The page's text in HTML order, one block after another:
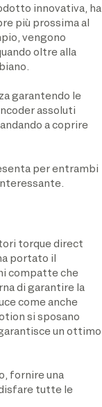
innovativa, ha
più prossima al
vengono
oltre alla
garantendo le
assoluti
a coprire
per entrambi
torque direct
portato il
compatte che
di garantire la
come anche
si sposano
un ottimo
fornire una
tutte le